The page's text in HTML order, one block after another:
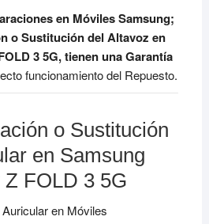
en Móviles Samsung;
o Sustitución del Altavoz en
3 5G, tienen una Garantía
funcionamiento del Repuesto.
o Sustitución
en Samsung
Z FOLD 3 5G